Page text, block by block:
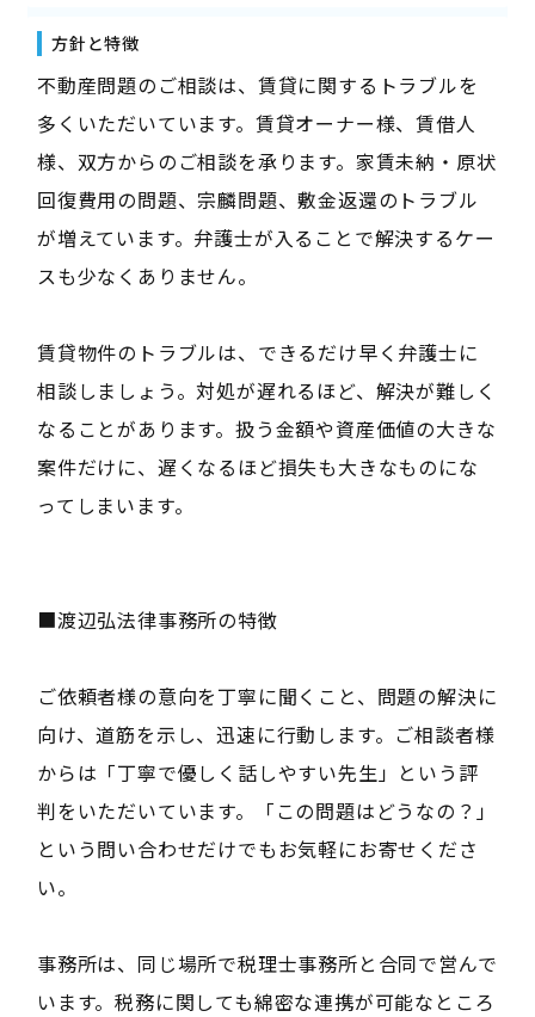
方針と特徴
不動産問題のご相談は、賃貸に関するトラブルを
多くいただいています。賃貸オーナー様、賃借人
様、双方からのご相談を承ります。家賃未納・原状
回復費用の問題、宗麟問題、敷金返還のトラブル
が増えています。弁護士が入ることで解決するケー
スも少なくありません。
賃貸物件のトラブルは、できるだけ早く弁護士に
相談しましょう。対処が遅れるほど、解決が難しく
なることがあります。扱う金額や資産価値の大きな
案件だけに、遅くなるほど損失も大きなものにな
ってしまいます。
■渡辺弘法律事務所の特徴
ご依頼者様の意向を丁寧に聞くこと、問題の解決に
向け、道筋を示し、迅速に行動します。ご相談者様
からは「丁寧で優しく話しやすい先生」という評
判をいただいています。「この問題はどうなの？」
という問い合わせだけでもお気軽にお寄せくださ
い。
事務所は、同じ場所で税理士事務所と合同で営んで
います。税務に関しても綿密な連携が可能なところ